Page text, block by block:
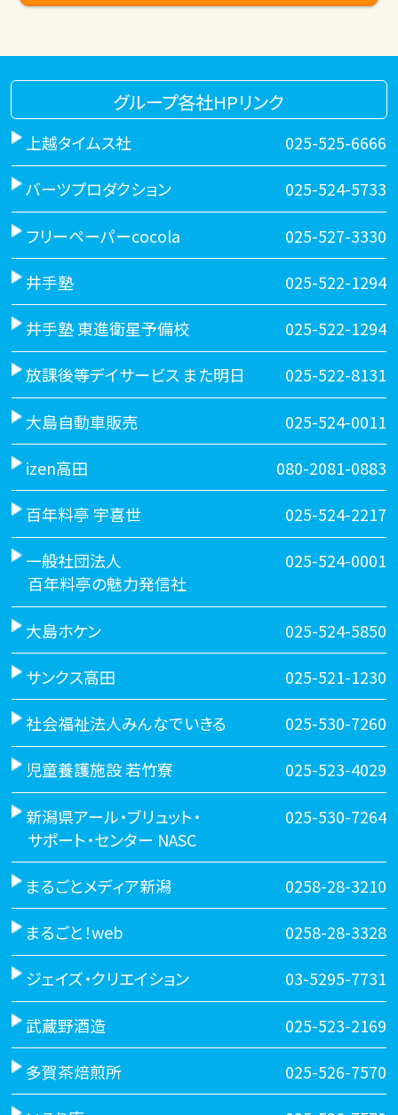
グループ各社HPリンク
上越タイムス社 025-525-6666
バーツプロダクション 025-524-5733
フリーペーパーcocola 025-527-3330
井手塾 025-522-1294
井手塾 東進衛星予備校 025-522-1294
放課後等デイサービス また明日 025-522-8131
大島自動車販売 025-524-0011
izen高田 080-2081-0883
百年料亭 宇喜世 025-524-2217
一般社団法人
百年料亭の魅力発信社
025-524-0001
大島ホケン 025-524-5850
サンクス高田 025-521-1230
社会福祉法人みんなでいきる 025-530-7260
児童養護施設 若竹寮 025-523-4029
新潟県アール・ブリュット・
サポート・センター NASC
025-530-7264
まるごとメディア新潟 0258-28-3210
まるごと！web 0258-28-3328
ジェイズ・クリエイション 03-5295-7731
武蔵野酒造 025-523-2169
多賀茶焙煎所 025-526-7570